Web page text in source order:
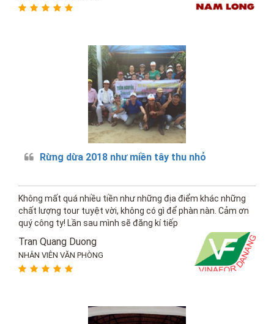
Rừng dừa 2018 như miền tây thu nhỏ
Không mất quá nhiều tiền như những địa điểm khác những
chất lượng tour tuyệt vời, không có gì để phàn nàn. Cảm ơn
quý công ty! Lần sau mình sẽ đăng kí tiếp
Tran Quang Duong
NHÂN VIÊN VĂN PHÒNG